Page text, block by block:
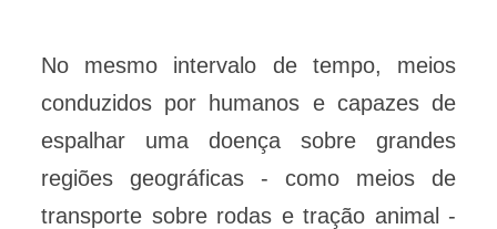
No mesmo intervalo de tempo, meios
conduzidos por humanos e capazes de
espalhar uma doença sobre grandes
regiões geográficas - como meios de
transporte sobre rodas e tração animal -